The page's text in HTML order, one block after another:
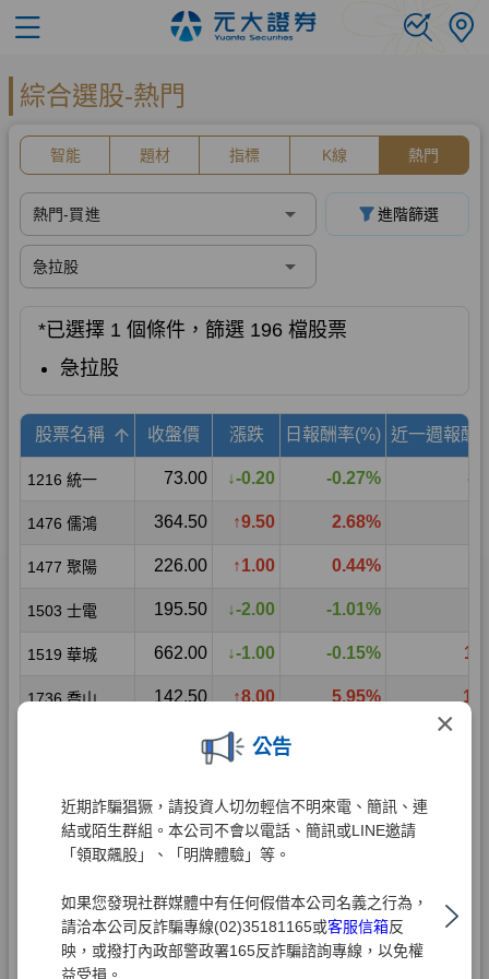
×
公告
近期詐騙猖獗，請投資人切勿輕信不明來電、簡訊、連
結或陌生群組。本公司不會以電話、簡訊或LINE邀請
「領取飆股」、「明牌體驗」等。
如果您發現社群媒體中有任何假借本公司名義之行為，
請洽本公司反詐騙專線(02)35181165或客服信箱反
映，或撥打內政部警政署165反詐騙諮詢專線，以免權
益受損。